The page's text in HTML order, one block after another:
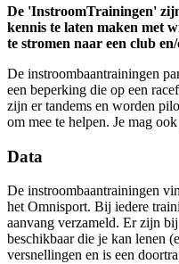
De 'InstroomTrainingen'
kennis te laten maken met
te stromen naar een club
De instroombaantrainingen
een beperking die op een
zijn er tandems en worden
om mee te helpen. Je mag
Data
De instroombaantrainingen
het Omnisport. Bij iedere
aanvang verzameld. Er zijn
beschikbaar die je kan lenen
versnellingen en is een